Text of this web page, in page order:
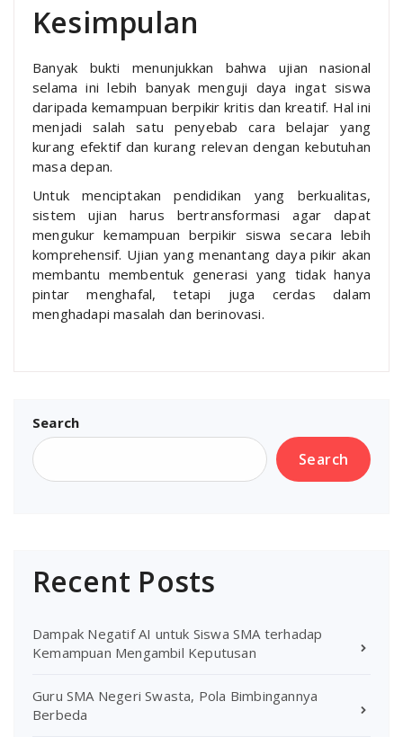
Kesimpulan
Banyak bukti menunjukkan bahwa ujian nasional
selama ini lebih banyak menguji daya ingat siswa
daripada kemampuan berpikir kritis dan kreatif. Hal ini
menjadi salah satu penyebab cara belajar yang
kurang efektif dan kurang relevan dengan kebutuhan
masa depan.
Untuk menciptakan pendidikan yang berkualitas,
sistem ujian harus bertransformasi agar dapat
mengukur kemampuan berpikir siswa secara lebih
komprehensif. Ujian yang menantang daya pikir akan
membantu membentuk generasi yang tidak hanya
pintar menghafal, tetapi juga cerdas dalam
menghadapi masalah dan berinovasi.
Search
Search
Recent Posts
Dampak Negatif AI untuk Siswa SMA terhadap
Kemampuan Mengambil Keputusan
Guru SMA Negeri Swasta, Pola Bimbingannya
Berbeda